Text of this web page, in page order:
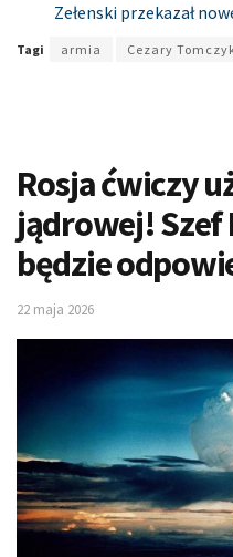
Zełenski przekazał
Tagi armia Cezary
Rosja ćwiczy
jądrowej! Szef
będzie
22 maja 2026